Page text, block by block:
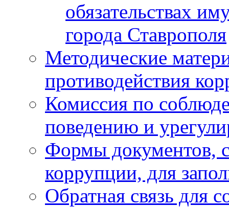
обязательствах
города Ставрополя
Методические
противодействия
Комиссия по
поведению и
Формы документов,
коррупции, для
Обратная связь для